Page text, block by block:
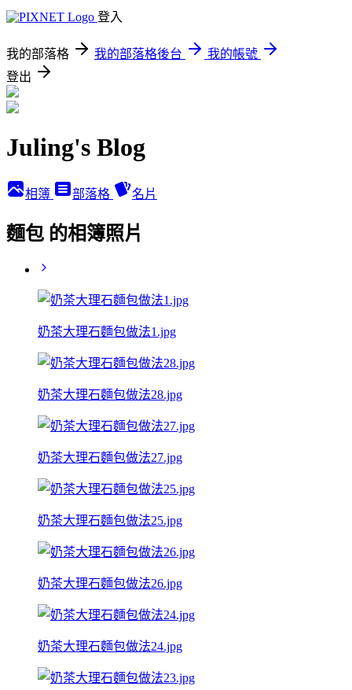
登入
我的部落格 我的部落格後台
我的帳號
登出
Juling's Blog
相簿 部落格 名片
麵包 的相簿照片
奶茶大理石麵包做法1.jpg
奶茶大理石麵包做法28.jpg
奶茶大理石麵包做法27.jpg
奶茶大理石麵包做法25.jpg
奶茶大理石麵包做法26.jpg
奶茶大理石麵包做法24.jpg